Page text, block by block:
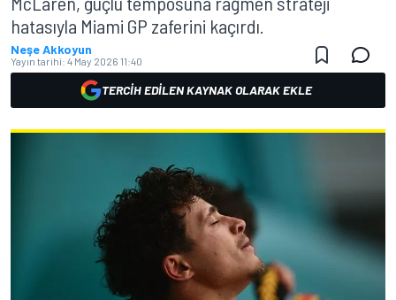
hatasıyla Miami GP zaferini kaçırdı.
Neşe Akkoyun
Yayın tarihi: 4 May 2026 11:40
TERCIH EDILEN KAYNAK OLARAK EKLE